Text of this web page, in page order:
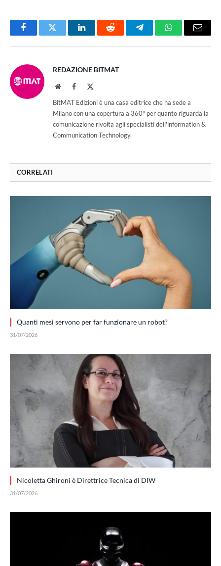
FacebookTwitter LinkedInReddit TelegramWhatsAppEmail
REDAZIONE BITMAT
WebsiteFacebook
BitMAT Edizioni è una casa editrice che ha sede a
Milano con una copertura a 360° per quanto riguarda la
comunicazione rivolta agli specialisti dell'lnformation &
Communication Technology.
CORRELATI
Quanti mesi servono per far funzionare un robot?
31/07/2026
Nicoletta Ghironi è Direttrice Tecnica di DIW
31/07/2026